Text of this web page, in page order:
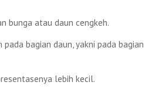
bunga atau daun cengkeh.
bagian daun, yakni pada bagian
lebih kecil.